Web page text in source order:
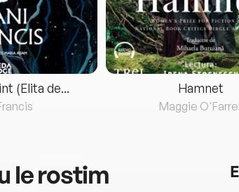
(Elita de... Hamnet
Maggie
le rostim